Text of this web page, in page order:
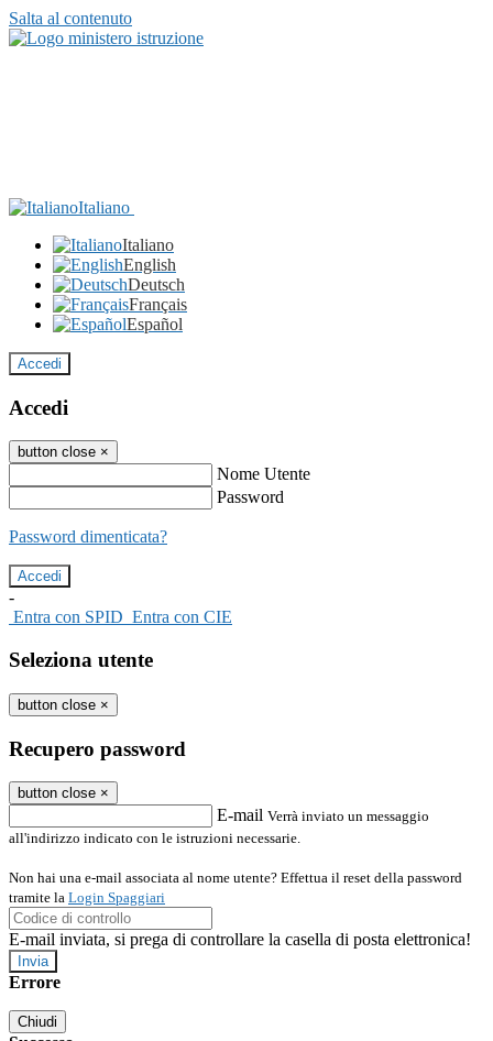
Salta al contenuto
Italiano
Italiano
English
Deutsch
Français
Español
Accedi
Accedi
button close ×
Nome Utente
Password
Password dimenticata?
-
Entra con SPID Entra con CIE
Seleziona utente
button close ×
Recupero password
button close ×
E-mail Verrà inviato un messaggio
all'indirizzo indicato con le istruzioni necessarie.
Non hai una e-mail associata al nome utente? Effettua il reset della password
tramite la Login Spaggiari
E-mail inviata, si prega di controllare la casella di posta elettronica!
Errore
Chiudi